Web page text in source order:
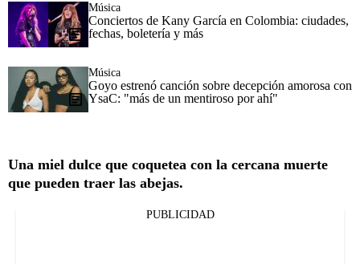
Música
Conciertos de Kany García en Colombia: ciudades,
fechas, boletería y más
Música
Goyo estrenó canción sobre decepción amorosa con
YsaC: "más de un mentiroso por ahí"
Una miel dulce que coquetea con la cercana muerte
que pueden traer las abejas.
PUBLICIDAD